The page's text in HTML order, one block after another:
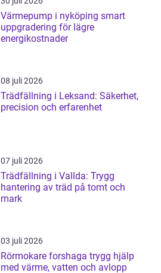
Värmepump i nyköping smart
uppgradering för lägre
energikostnader
08 juli 2026
Trädfällning i Leksand: Säkerhet,
precision och erfarenhet
07 juli 2026
Trädfällning i Vallda: Trygg
hantering av träd på tomt och
mark
03 juli 2026
Rörmokare forshaga trygg hjälp
med värme, vatten och avlopp